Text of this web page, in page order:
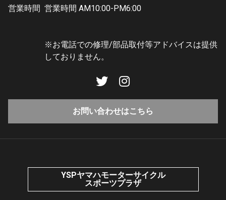
営業時間 営業時間 AM10:00-PM6:00
※お電話での修理/部品取付等アドバイスは提供
しておりません。
お問い合わせはこちら
YSPヤマハモーターサイクル
スポーツプラザ